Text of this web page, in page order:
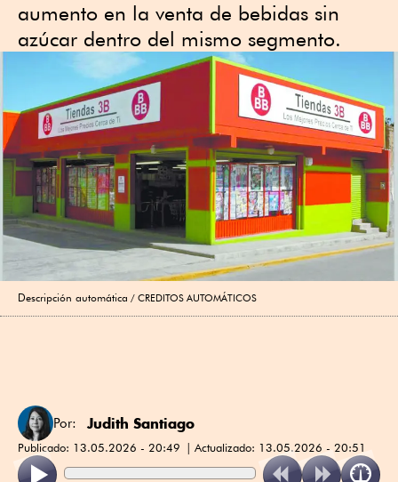
aumento en la venta de bebidas sin
azúcar dentro del mismo segmento.
Descripción automática CREDITOS AUTOMÁTICOS
Por: Judith Santiago
Publicado: 13.05.2026 - 20:49 Actualizado: 13.05.2026 - 20:51